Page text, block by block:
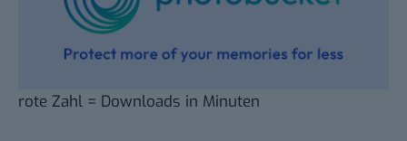
rote Zahl = Downloads in Minuten